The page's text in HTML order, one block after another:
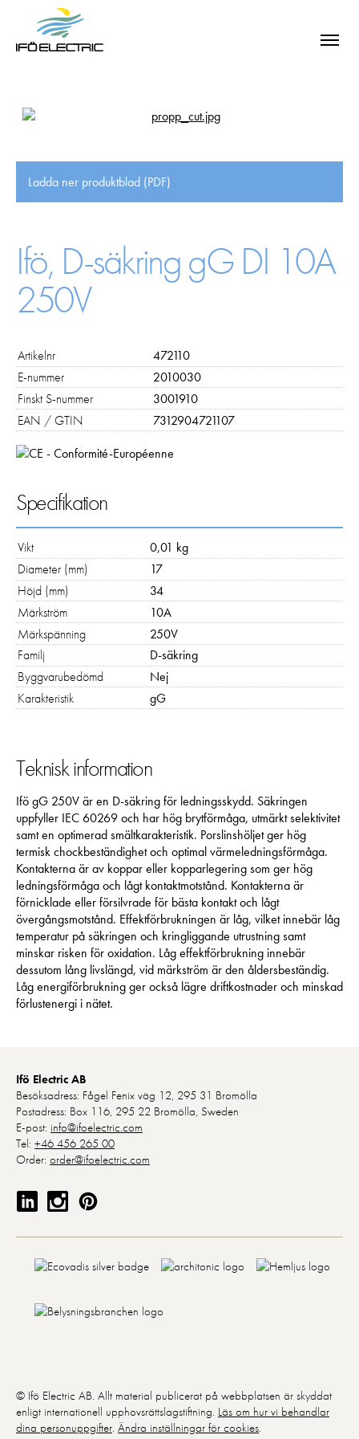
Ladda ner produktblad (PDF)
Ifö, D-säkring gG DI 10A
250V
Artikelnr
472110
E-nummer
2010030
Finskt S-nummer
3001910
EAN / GTIN
7312904721107
Specifikation
Vikt
0,01 kg
Diameter (mm)
17
Höjd (mm)
34
Märkström
10A
Märkspänning
250V
Familj
D-säkring
Byggvarubedömd
Nej
Karakteristik
gG
Teknisk information
Ifö gG 250V är en D-säkring för ledningsskydd. Säkringen
uppfyller IEC 60269 och har hög brytförmåga, utmärkt selektivitet
samt en optimerad smältkarakteristik. Porslinshöljet ger hög
termisk chockbeständighet och optimal värmeledningsförmåga.
Kontakterna är av koppar eller kopparlegering som ger hög
ledningsförmåga och lågt kontaktmotstånd. Kontakterna är
förnicklade eller försilvrade för bästa kontakt och lågt
övergångsmotstånd. Effektförbrukningen är låg, vilket innebär låg
temperatur på säkringen och kringliggande utrustning samt
minskar risken för oxidation. Låg effektförbrukning innebär
dessutom lång livslängd, vid märkström är den åldersbeständig.
Låg energiförbrukning ger också lägre driftkostnader och minskad
förlustenergi i nätet.
Ifö Electric AB
Besöksadress: Fågel Fenix väg 12, 295 31 Bromölla
Postadress: Box 116, 295 22 Bromölla, Sweden
E-post: info@ifoelectric.com
Tel: +46 456 265 00
Order: order@ifoelectric.com
© Ifö Electric AB. Allt material publicerat på webbplatsen är skyddat
enligt internationell upphovsrättslagstiftning. Läs om hur vi behandlar
dina personuppgifter. Ändra inställningar för cookies.
Nödvändiga
Dessa kakor går inte att välja bort. De
behövs för att hemsidan över huvud taget
ska fungera:
"cookies_and_content_security_policy",
denna kaka kommer ihåg ditt val av
kakor.
Statistik
För att vi ska
kunna
funktionalitet
och
baserat på
hur hemsidan
används:
"Google
Analytics",
"_ga" och
"ga#"
Upplevelse
hemsida ska
prestera så
Om du nekar
de här
kakorna
kommer viss
funktionalitet
att försvinna
hemsidan:
Google
Maps
Marknadsföring
chansen att få se
personligt anpassat
innehåll och